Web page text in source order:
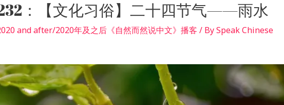
：【文化习俗】二十四节气——雨水
and after/2020年及之后《自然而然说中文》播客 / BySpeak Chinese